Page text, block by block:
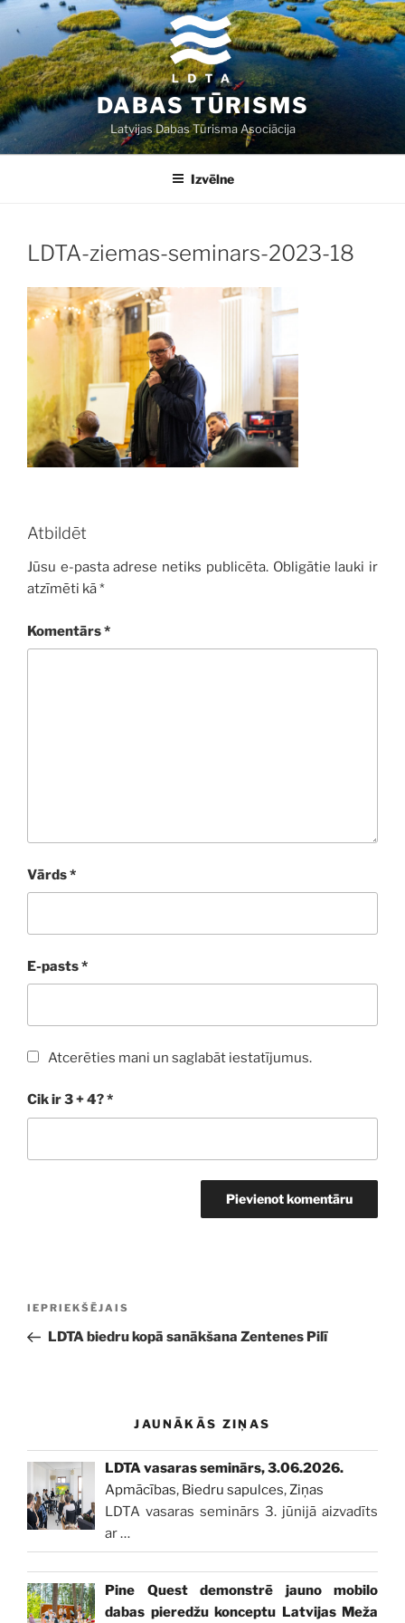
Doties
saturu
DABAS TŪRISMS
Latvijas Dabas Tūrisma Asociācija
Izvēlne
LDTA-ziemas-seminars-2023-18
Atbildēt
Jūsu e-pasta adrese netiks publicēta. Obligātie lauki ir
atzīmēti kā*
Komentārs*
Vārds*
E-pasts*
Atcerēties mani un saglabāt iestatījumus.
Cik ir 3 + 4?*
Iepriekšējā
ziņa:
IEPRIEKŠĒJAIS
LDTA biedru kopā sanākšana Zentenes Pilī
JAUNĀKĀS ZIŅAS
LDTA vasaras seminārs, 3.06.2026.
Apmācības, Biedru sapulces,Ziņas
LDTA vasaras seminārs 3. jūnijā aizvadīts
ar…
Pine Quest demonstrē jauno mobilo
dabas pieredžu konceptu Latvijas Meža